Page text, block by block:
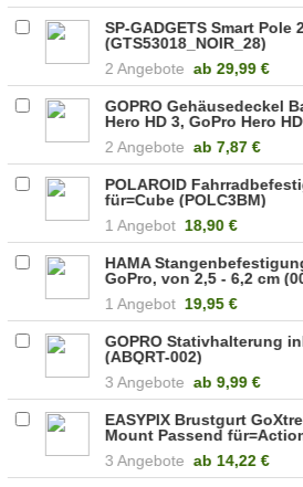
SP-GADGETS Smart Pole
(GTS53018_NOIR_28)
2 Angebote ab 29,99 €
GOPRO Gehäusedeckel
Hero HD 3, GoPro Hero
2 Angebote ab 7,87 €
POLAROID
für=Cube (POLC3BM)
1 Angebot 18,90 €
HAMA
GoPro, von 2,5 - 6,2 cm
1 Angebot 19,95 €
GOPRO Stativhalterung
(ABQRT-002)
3 Angebote ab 9,99 €
EASYPIX Brustgurt
Mount Passend
3 Angebote ab 14,22 €